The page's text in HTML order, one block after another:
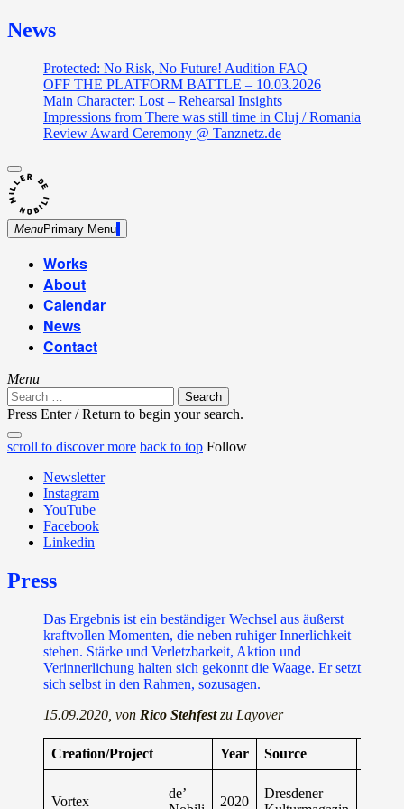
News
Protected: No Risk, No Future! Audition FAQ
OFF THE PLATFORM BATTLE – 10.03.2026
Main Character: Lost – Rehearsal Insights
Impressions from There was still time in Cluj / Romania
Review Award Ceremony @ Tanznetz.de
close
sidebar
Skip
to
content
MenuPrimary Menu
Works
About
Calendar
News
Contact
Menu
Search
for:
Press Enter / Return to begin your search.
close
search
open
form
open
scroll to discover more back to top Follow
Newsletter
Instagram
YouTube
Facebook
Linkedin
Press
Das Ergebnis ist ein beständiger Wechsel aus äußerst
kraftvollen Momenten, die neben ruhiger Innerlichkeit
stehen. Stärke und Verletzbarkeit, Aktion und
Verinnerlichung halten sich gekonnt die Waage. Er setzt
sich selbst in den Rahmen, sozusagen.
15.09.2020, von Rico Stehfestzu Layover
Creation/Project Year Source
Vortex
de’
2020
Dresdener